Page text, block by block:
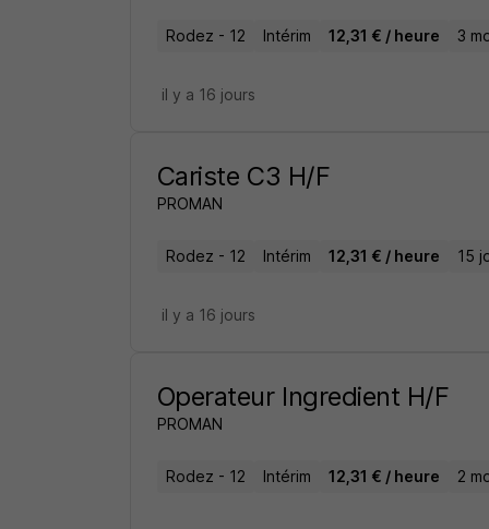
Rodez - 12 Intérim 12,31 € / heure 3
il y a 16 jours
Cariste C3 H/F
PROMAN
Rodez - 12 Intérim 12,31 € / heure 15
il y a 16 jours
Operateur Ingredient H/F
PROMAN
Rodez - 12 Intérim 12,31 € / heure 2